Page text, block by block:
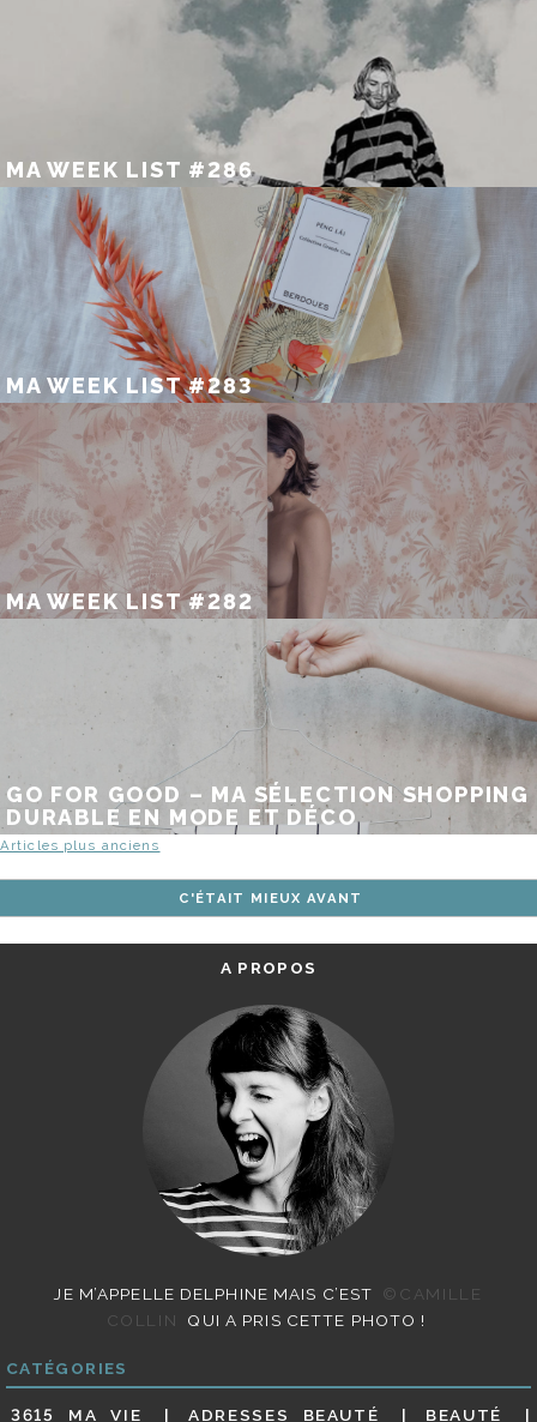
MA WEEK LIST #286
MA WEEK LIST #283
MA WEEK LIST #282
GO FOR GOOD – MA SÉLECTION SHOPPING
DURABLE EN MODE ET DÉCO
NAVIGATION
DES
ARTICLES
Articles plus anciens
C'ÉTAIT MIEUX AVANT
A PROPOS
JE M’APPELLE DELPHINE MAIS C’EST
©CAMILLE
COLLIN
QUI A PRIS CETTE PHOTO !
CATÉGORIES
3615 MA VIE ADRESSES BEAUTÉ BEAUTÉ